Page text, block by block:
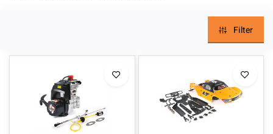
Filter